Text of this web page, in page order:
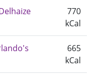
770
kCal
665
kCal